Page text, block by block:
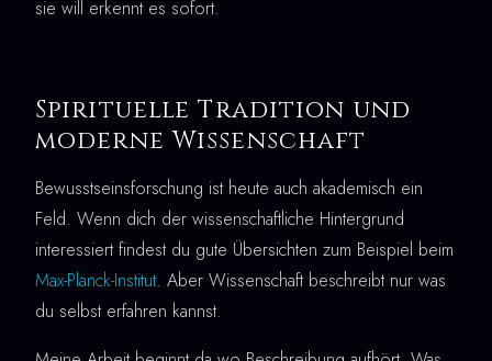
sie will erkennt es sofort.
Spirituelle Tradition und
moderne Wissenschaft
Bewusstseinsforschung ist heute auch akademisch ein
Feld. Wenn dich der wissenschaftliche Hintergrund
interessiert findest du gute Übersichten zum Beispiel beim
Max-Planck-Institut. Aber Wissenschaft beschreibt nur was
du selbst erfahren kannst.